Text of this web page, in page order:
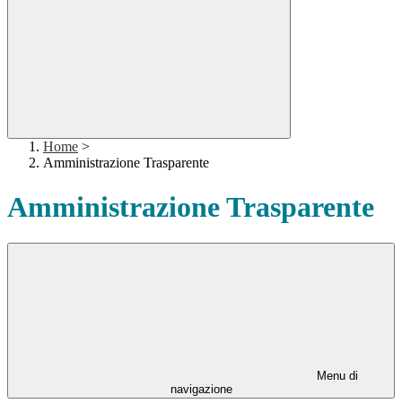
Home >
Amministrazione Trasparente
Amministrazione Trasparente
Menu di
navigazione